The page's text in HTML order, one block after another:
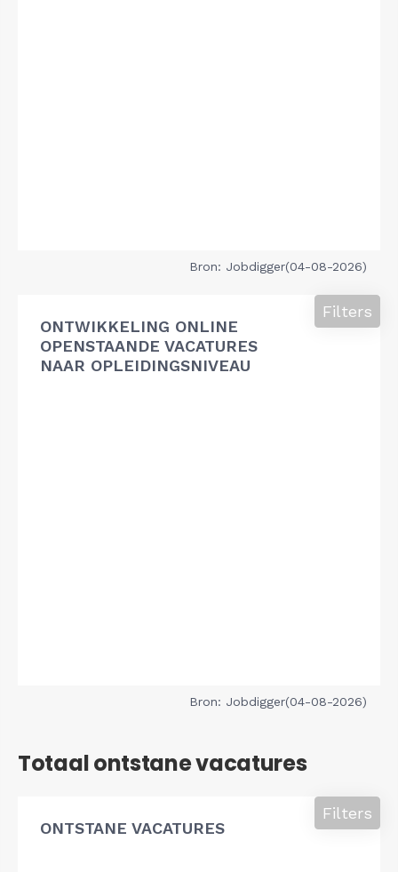
Bron: Jobdigger(04-08-2026)
ONTWIKKELING ONLINE
OPENSTAANDE VACATURES
NAAR OPLEIDINGSNIVEAU
Filters
Bron: Jobdigger(04-08-2026)
Totaal ontstane vacatures
ONTSTANE VACATURES
Filters